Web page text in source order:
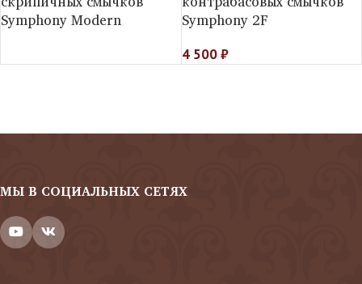
Symphony Modern
Symphony 2F
4 500₽
МЫ В СОЦИАЛЬНЫХ СЕТЯХ